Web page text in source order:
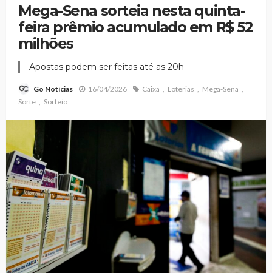
Mega-Sena sorteia nesta quinta-
feira prêmio acumulado em R$ 52
milhões
Apostas podem ser feitas até as 20h
Go Notícias 16/04/2026 Caixa Loterias
Mega-Sena
Sorte
Sorteio